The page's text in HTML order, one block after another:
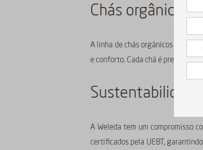
Chás orgânicos
A linha de chás orgânicos
e conforto. Cada chá é preparado
A Weleda tem um compromisso
certificados pela UEBT,